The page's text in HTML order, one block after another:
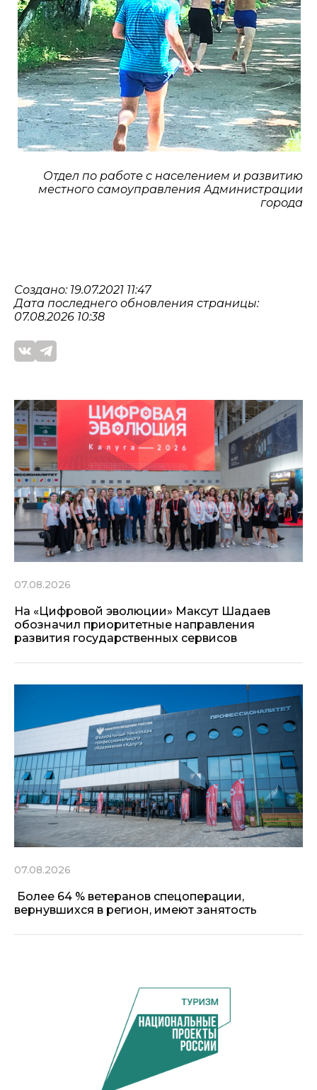
Отдел по работе с населением и развитию
местного самоуправления Администрации
города
Создано: 19.07.2021 11:47
Дата последнего обновления страницы:
07.08.2026 10:38
07.08.2026
На «Цифровой эволюции» Максут Шадаев
обозначил приоритетные направления
развития государственных сервисов
07.08.2026
Более 64 % ветеранов спецоперации,
вернувшихся в регион, имеют занятость